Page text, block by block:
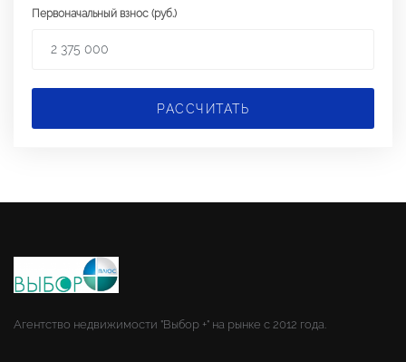
Первоначальный взнос (руб.)
РАССЧИТАТЬ
Агентство недвижимости "Выбор +" на рынке с 2012 года.